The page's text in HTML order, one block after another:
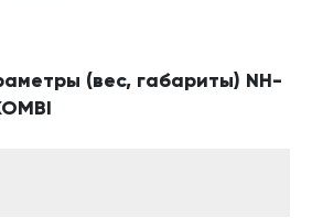
(вес, габариты) NH-